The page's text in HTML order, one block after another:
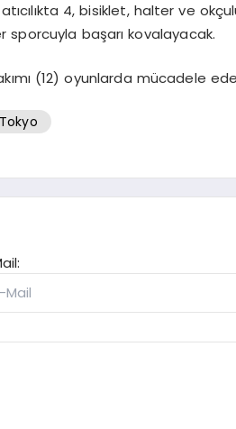
4, bisiklet, halter ve
başarı kovalayacak.
(12) oyunlarda mücadele